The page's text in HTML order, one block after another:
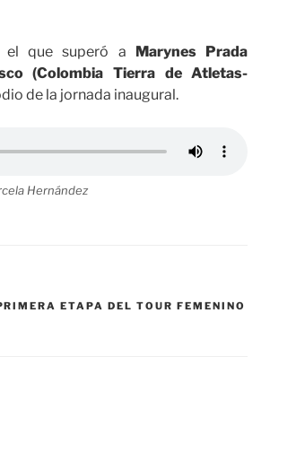
el que superó a Marynes Prada
(Colombia Tierra de Atletas-
de la jornada inaugural.
Hernández
ETAPA DEL TOUR FEMENINO